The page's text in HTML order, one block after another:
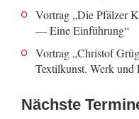
Vortrag „Die Pfälzer
— Eine Einführung“
Vortrag „Christof
Textilkunst. Werk und
Nächste